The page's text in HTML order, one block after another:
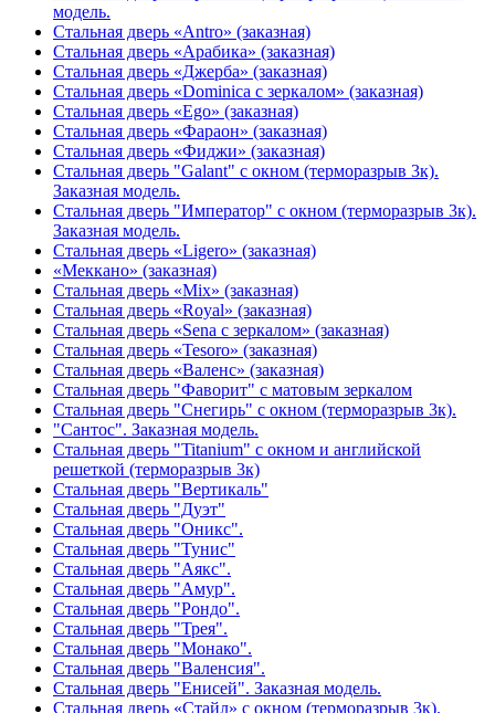
модель.
Стальная дверь «Antro» (заказная)
Стальная дверь «Арабика» (заказная)
Стальная дверь «Джерба» (заказная)
Стальная дверь «Dominica с зеркалом» (заказная)
Стальная дверь «Ego» (заказная)
Стальная дверь «Фараон» (заказная)
Стальная дверь «Фиджи» (заказная)
Стальная дверь "Galant" с окном (терморазрыв 3к).
Заказная модель.
Стальная дверь "Император" с окном (терморазрыв 3к).
Заказная модель.
Стальная дверь «Ligero» (заказная)
«Меккано» (заказная)
Стальная дверь «Mix» (заказная)
Стальная дверь «Royal» (заказная)
Стальная дверь «Sena с зеркалом» (заказная)
Стальная дверь «Tesoro» (заказная)
Стальная дверь «Валенс» (заказная)
Стальная дверь "Фаворит" с матовым зеркалом
Стальная дверь "Снегирь" с окном (терморазрыв 3к).
"Сантос". Заказная модель.
Стальная дверь "Titanium" с окном и английской
решеткой (терморазрыв 3к)
Стальная дверь "Вертикаль"
Стальная дверь "Дуэт"
Стальная дверь "Оникс".
Стальная дверь "Тунис"
Стальная дверь "Аякс".
Стальная дверь "Амур".
Стальная дверь "Рондо".
Стальная дверь "Трея".
Стальная дверь "Монако".
Стальная дверь "Валенсия".
Стальная дверь "Енисей". Заказная модель.
Стальная дверь «Стайл» с окном (терморазрыв 3к).